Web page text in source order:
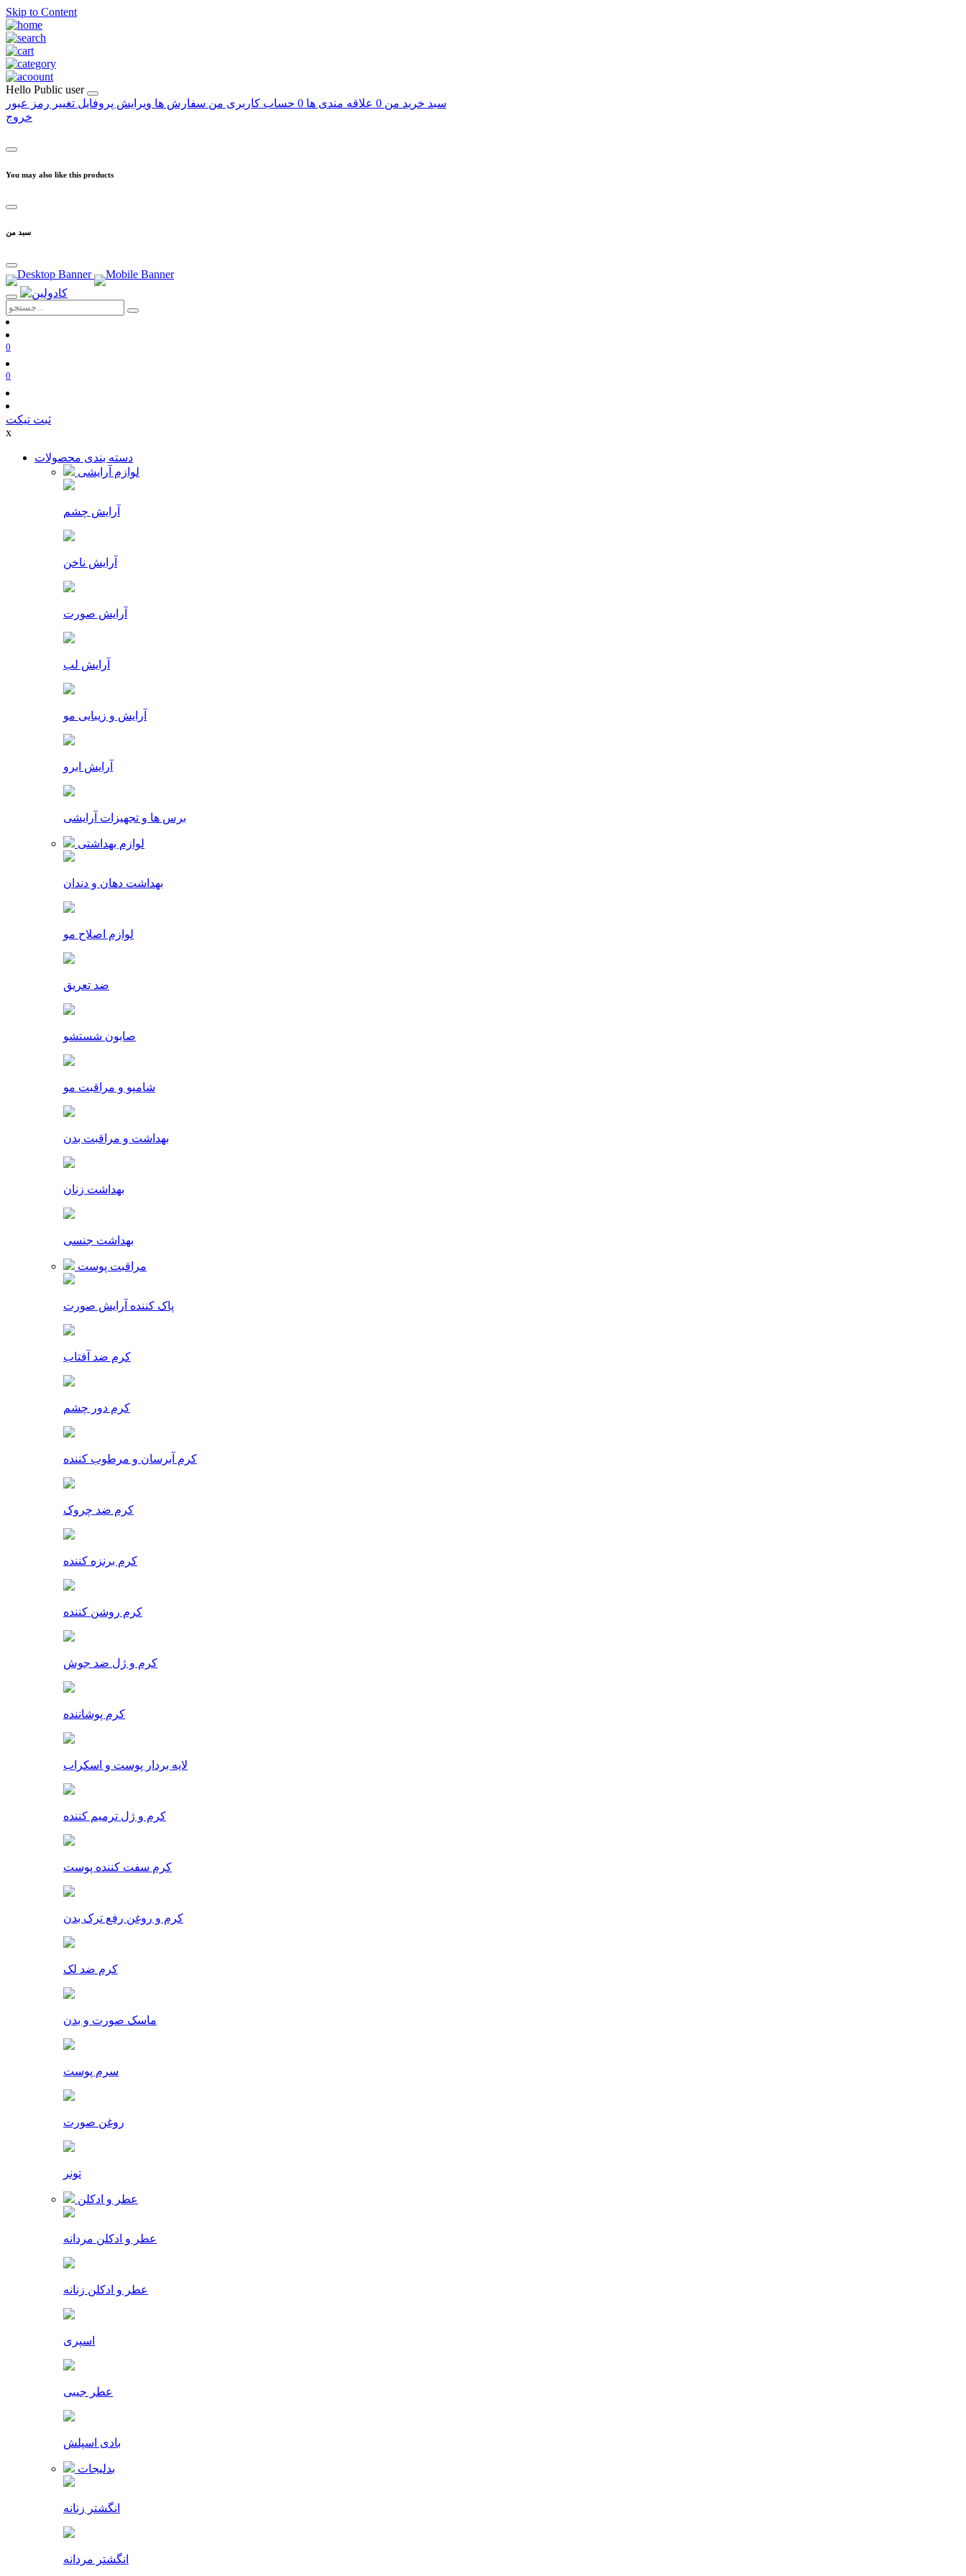
Skip to Content
Hello Public user
سبد خرید من 0 علاقه مندی ها 0 حساب کاربری من سفارش ها ویرایش پروفایل تغییر رمز عبور
خروج
You may also like this products
سبد من
0
0
ثبت تیکت
x
دسته بندی محصولات
لوازم آرایشی
آرایش چشم
آرایش ناخن
آرایش صورت
آرایش لب
آرایش و زیبایی مو
آرایش ابرو
برس ها و تجهیزات آرایشی
لوازم بهداشتی
بهداشت دهان و دندان
لوازم اصلاح مو
ضد تعریق
صابون شستشو
شامپو و مراقبت مو
بهداشت و مراقبت بدن
بهداشت زنان
بهداشت جنسی
مراقبت پوست
پاک کننده آرایش صورت
کرم ضد آفتاب
کرم دور چشم
کرم آبرسان و مرطوب کننده
کرم ضد چروک
کرم برنزه کننده
کرم روشن کننده
کرم و ژل ضد جوش
کرم پوشاننده
لایه بردار پوست و اسکراب
کرم و ژل ترمیم کننده
کرم سفت کننده پوست
کرم و روغن رفع ترک بدن
کرم ضد لک
ماسک صورت و بدن
سرم پوست
روغن صورت
تونر
عطر و ادکلن
عطر و ادکلن مردانه
عطر و ادکلن زنانه
اسپری
عطر جیبی
بادی اسپلش
بدلیجات
انگشتر زنانه
انگشتر مردانه